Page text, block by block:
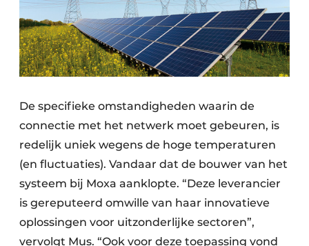
De specifieke omstandigheden waarin de
connectie met het netwerk moet gebeuren, is
redelijk uniek wegens de hoge temperaturen
(en fluctuaties). Vandaar dat de bouwer van het
systeem bij Moxa aanklopte. “Deze leverancier
is gereputeerd omwille van haar innovatieve
oplossingen voor uitzonderlijke sectoren”,
vervolgt Mus. “Ook voor deze toepassing vond